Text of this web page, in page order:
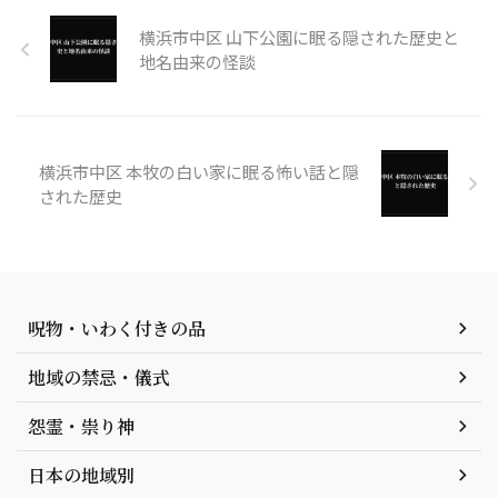
横浜市中区 山下公園に眠る隠された歴史と
地名由来の怪談
横浜市中区 本牧の白い家に眠る怖い話と隠
された歴史
呪物・いわく付きの品
地域の禁忌・儀式
怨霊・祟り神
日本の地域別